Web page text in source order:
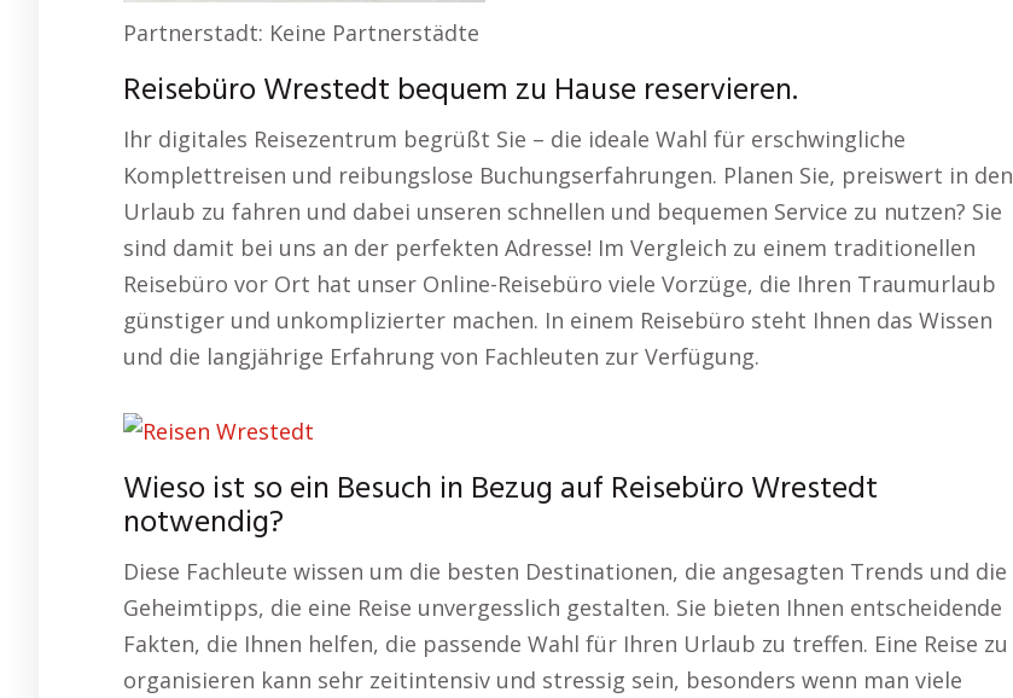
Partnerstadt: Keine Partnerstädte
Reisebüro Wrestedt bequem zu Hause reservieren.
Ihr digitales Reisezentrum begrüßt Sie – die ideale Wahl für erschwingliche
Komplettreisen und reibungslose Buchungserfahrungen. Planen Sie, preiswert in den
Urlaub zu fahren und dabei unseren schnellen und bequemen Service zu nutzen? Sie
sind damit bei uns an der perfekten Adresse! Im Vergleich zu einem traditionellen
Reisebüro vor Ort hat unser Online-Reisebüro viele Vorzüge, die Ihren Traumurlaub
günstiger und unkomplizierter machen. In einem Reisebüro steht Ihnen das Wissen
und die langjährige Erfahrung von Fachleuten zur Verfügung.
Wieso ist so ein Besuch in Bezug auf Reisebüro Wrestedt
notwendig?
Diese Fachleute wissen um die besten Destinationen, die angesagten Trends und die
Geheimtipps, die eine Reise unvergesslich gestalten. Sie bieten Ihnen entscheidende
Fakten, die Ihnen helfen, die passende Wahl für Ihren Urlaub zu treffen. Eine Reise zu
organisieren kann sehr zeitintensiv und stressig sein, besonders wenn man viele